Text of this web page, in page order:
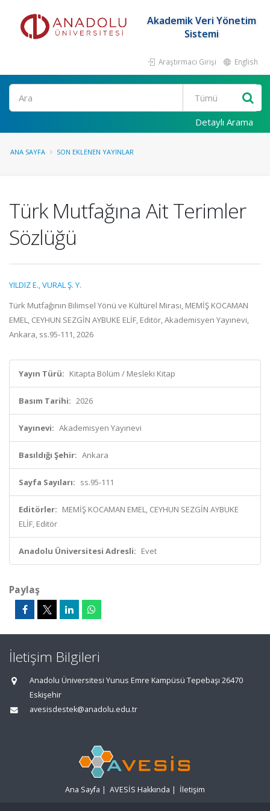
Akademik Veri Yönetim
Sistemi
Araştırmacı Girişi English
Ara
Detaylı Arama
ANA SAYFA SON EKLENEN YAYINLAR
Türk Mutfağına Ait Terimler
Sözlüğü
YILDIZ E.,VURAL Ş. Y.
Türk Mutfağının Bilimsel Yönü ve Kültürel Mirası, MEMİŞ KOCAMAN
EMEL, CEYHUN SEZGİN AYBUKE ELİF, Editör, Akademisyen Yayınevi,
Ankara, ss.95-111, 2026
Yayın Türü: Kitapta Bölüm / Mesleki Kitap
Basım Tarihi: 2026
Yayınevi: Akademisyen Yayınevi
Basıldığı Şehir: Ankara
Sayfa Sayıları: ss.95-111
Editörler: MEMİŞ KOCAMAN EMEL, CEYHUN SEZGİN AYBUKE
ELİF, Editör
Anadolu Üniversitesi Adresli: Evet
Paylaş
İletişim Bilgileri
Anadolu Üniversitesi Yunus Emre Kampüsü Tepebaşı 26470
Eskişehir
avesisdestek@anadolu.edu.tr
Ana Sayfa | AVESİS Hakkında | İletişim